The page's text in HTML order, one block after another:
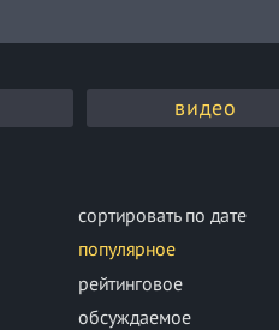
видео
сортировать по дате
популярное
рейтинговое
обсуждаемое